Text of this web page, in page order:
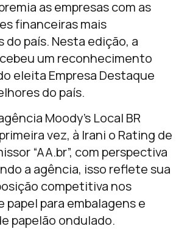
as empresas com as
financeiras mais
país. Nesta edição, a
um reconhecimento
eleita Empresa Destaque
do país.
Moody’s Local BR
vez, à Irani o Rating de
“AA.br”, com perspectiva
a agência, isso reflete sua
competitiva nos
papel para embalagens e
papelão ondulado.